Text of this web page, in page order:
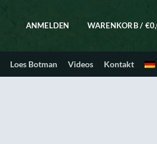
ANMELDEN WARENKORB / €
Loes Botman Videos Kontakt